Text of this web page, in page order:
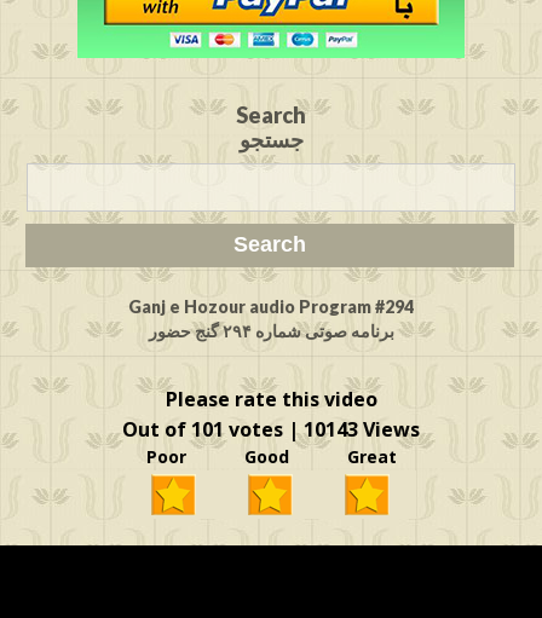
Search
جستجو
Ganj e Hozour audio Program #294
برنامه صوتی شماره ۲۹۴ گنج حضور
Please rate this video
Out of 101 votes | 10143 Views
Poor Good Great